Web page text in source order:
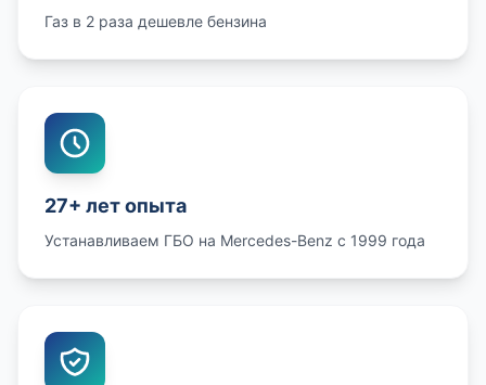
Газ в 2 раза дешевле бензина
27+ лет опыта
Устанавливаем ГБО на Mercedes-Benz с 1999 года